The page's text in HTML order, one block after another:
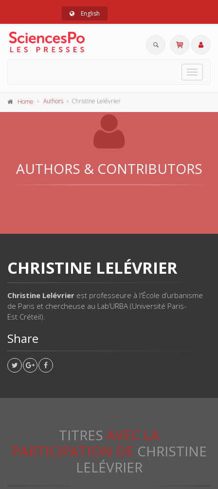
English
Toggle
Home Authors Christine Lelévrier
AUTHORS & CONTRIBUTORS
CHRISTINE LELÉVRIER
Christine Lelévrier est professeure à l'École d’urbanisme
de Paris et chercheuse au Lab’URBA (Université Paris-
Est Créteil).
Share
TITRES AVEC LA
PARTICIPATION DE CHRISTINE
LELÉVRIER